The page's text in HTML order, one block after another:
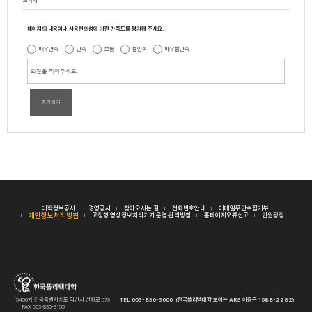
페이지의 내용이나 사용편의성에 대한 만족도를 평가해 주세요.
매우만족 만족 보통 불만족 매우불만족
평가하기
대학정보공시 경영공시 찾아오시는 길 전화번호안내 이메일무단수집거부
개인정보처리방침 고정형 영상정보처리기기 운영·관리방침 홈페이지오류신고 민원광장
[54567] 전북특별자치도 익산시 선화로 579 TEL 063-830-3000 (한국폴리텍대학 보이는 ARS 이용은 1588-2282)
FAX 063-830-3155